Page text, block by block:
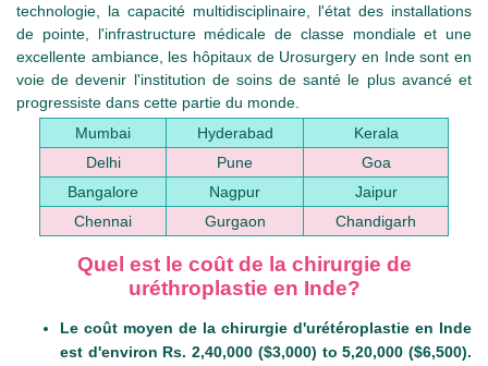
technologie, la capacité multidisciplinaire, l'état des installations
de pointe, l'infrastructure médicale de classe mondiale et une
excellente ambiance, les hôpitaux de Urosurgery en Inde sont en
voie de devenir l'institution de soins de santé le plus avancé et
progressiste dans cette partie du monde.
Mumbai
Hyderabad
Kerala
Delhi
Pune
Goa
Bangalore
Nagpur
Jaipur
Chennai
Gurgaon Chandigarh
Quel est le coût de la chirurgie de
uréthroplastie en Inde?
Le coût moyen de la chirurgie d'urétéroplastie en Inde
est d'environ Rs. 2,40,000 ($3,000) to 5,20,000 ($6,500).